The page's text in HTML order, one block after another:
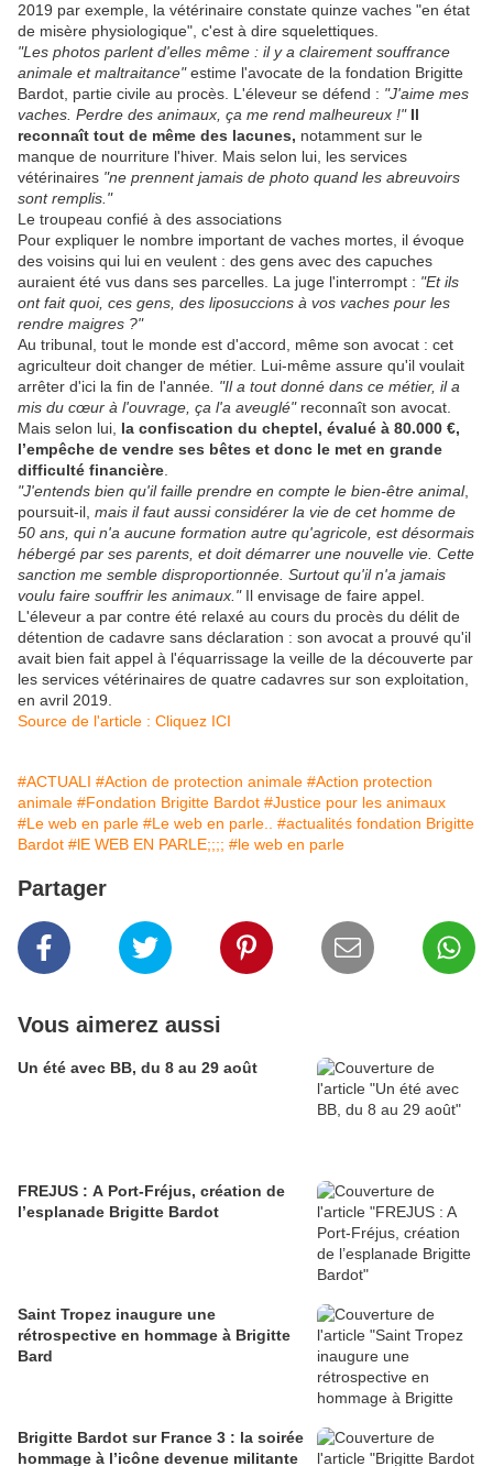
2019 par exemple, la vétérinaire constate quinze vaches "en état
de misère physiologique", c'est à dire squelettiques.
"Les photos parlent d'elles même : il y a clairement souffrance
animale et maltraitance"estime l'avocate de la fondation Brigitte
Bardot, partie civile au procès. L'éleveur se défend : "J'aime mes
vaches. Perdre des animaux, ça me rend malheureux !" Il
reconnaît tout de même des lacunes, notamment sur le
manque de nourriture l'hiver. Mais selon lui, les services
vétérinaires "ne prennent jamais de photo quand les abreuvoirs
sont remplis."
Le troupeau confié à des associations
Pour expliquer le nombre important de vaches mortes, il évoque
des voisins qui lui en veulent : des gens avec des capuches
auraient été vus dans ses parcelles. La juge l'interrompt : "Et ils
ont fait quoi, ces gens, des liposuccions à vos vaches pour les
rendre maigres ?"
Au tribunal, tout le monde est d'accord, même son avocat : cet
agriculteur doit changer de métier. Lui-même assure qu'il voulait
arrêter d'ici la fin de l'année . "Il a tout donné dans ce métier, il a
mis du cœur à l'ouvrage, ça l'a aveuglé"reconnaît son avocat.
Mais selon lui, la confiscation du cheptel, évalué à 80.000 €,
l’empêche de vendre ses bêtes et donc le met en grande
difficulté financière
"J'entends bien qu'il faille prendre en compte le bien-être animal,
poursuit-il, mais il faut aussi considérer la vie de cet homme de
50 ans, qui n'a aucune formation autre qu'agricole, est désormais
hébergé par ses parents, et doit démarrer une nouvelle vie. Cette
sanction me semble disproportionnée. Surtout qu'il n'a jamais
voulu faire souffrir les animaux."Il envisage de faire appel.
L'éleveur a par contre été relaxé au cours du procès du délit de
détention de cadavre sans déclaration : son avocat a prouvé qu'il
avait bien fait appel à l'équarrissage la veille de la découverte par
les services vétérinaires de quatre cadavres sur son exploitation,
en avril 2019.
Source de l'article : Cliquez ICI
#ACTUALI #Action de protection animale #Action protection
animale #Fondation Brigitte Bardot #Justice pour les animaux
#Le web en parle #Le web en parle..
#actualités fondation Brigitte
Bardot #lE WEB EN PARLE;;;; #le web en parle
Partager
Vous aimerez aussi
Un été avec BB, du 8 au 29 août
FREJUS : A Port-Fréjus, création de
l’esplanade Brigitte Bardot
Saint Tropez inaugure une
rétrospective en hommage à Brigitte
Bard
Brigitte Bardot sur France 3 : la soirée
hommage à l’icône devenue militante